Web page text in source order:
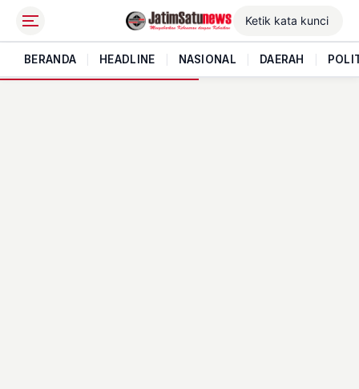
BERANDA HEADLINE NASIONAL DAERAH